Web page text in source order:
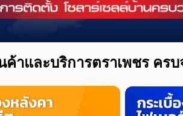
ค้าและบริการตราเพชร ครบ